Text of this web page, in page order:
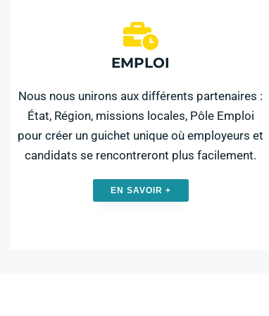
EMPLOI
Nous nous unirons aux différents partenaires :
État, Région, missions locales, Pôle Emploi
pour créer un guichet unique où employeurs et
candidats se rencontreront plus facilement.
EN SAVOIR +